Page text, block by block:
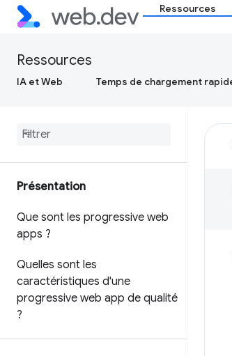
Ressources
Ressources
IA et Web Temps de chargement
Présentation
Que sont les progressive web
apps ?
Quelles sont les
caractéristiques d'une
progressive web app de qualité
?